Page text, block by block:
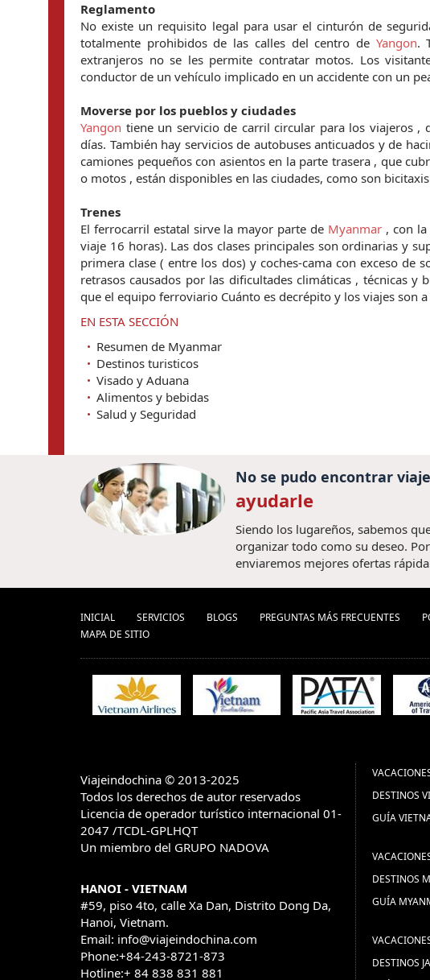
Reglamento
No existe un requisito legal para usar el cinturón de
totalmente prohibidos de las calles del centro de Yangon.
extranjeros no se les permite contratar motos. Los
conductor de un vehículo implicado en un accidente con un
Moverse por los pueblos y ciudades
Yangon tiene un servicio de carril circular para los viajeros
días. También hay servicios de autobuses anticuados y de
camiones pequeños con asientos en la parte trasera , que
o motos , están disponibles en las ciudades, como son
Trenes
El ferrocarril estatal sirve la mayor parte de Myanmar, con la
viaje 16 horas). Las dos clases principales son ordinarias y
primera clase ( entre los dos) y coches-cama con exceso de
retrasos causados ​​por las dificultades climáticas , técnicas y
que el equipo ferroviario Cuánto es decrépito y los viajes son
EN ESTA SECCIÓN
Resumen de Myanmar
Destinos turisticos
Visado y Aduana
Alimentos y bebidas
Salud y Seguridad
No se pudo encontrar
ayudarle
Siendo los lugareños, sabemos
organizar todo como su deseo.
enviaremos mejores ofertas
INICIAL SERVICIOS BLOGS PREGUNTAS MÁS FRECUENTES
MAPA DE SITIO
Viajeindochina © 2013-2025
Todos los derechos de autor reservados
Licencia de operador turístico internacional 01-
2047 /TCDL-GPLHQT
Un miembro del GRUPO NADOVA
HANOI - VIETNAM
#59, piso 4to, calle Xa Dan, Distrito Dong Da,
Hanoi, Vietnam.
Email: info@viajeindochina.com
Phone:+84-243-8721-873
Hotline:+ 84 838 831 881
DESTINOS
GUÍA
DESTINOS
GUÍA
DESTINOS